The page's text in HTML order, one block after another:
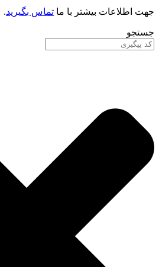
جهت اطلاعات بیشتر با ما تماس بگیرید.
جستجو